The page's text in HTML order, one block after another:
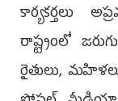
కార్యకర్తలు
రాష్ట్రంలో
రైతులు,